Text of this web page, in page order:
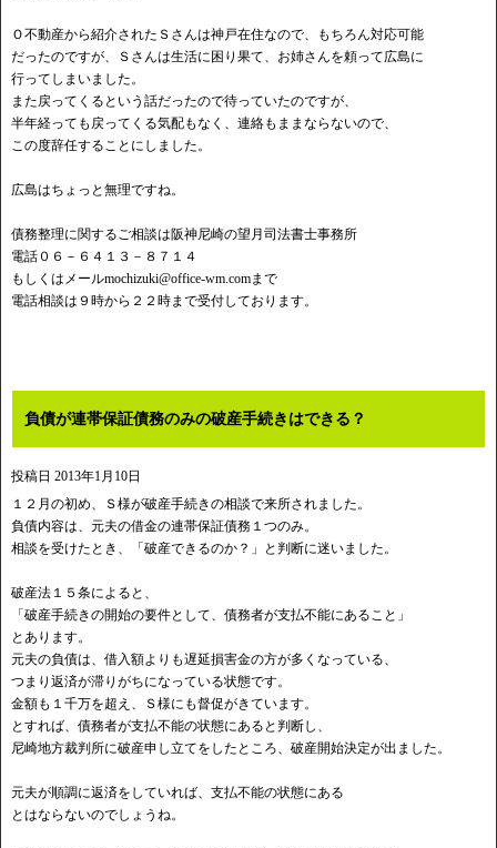
Ｏ不動産から紹介されたＳさんは神戸在住なので、もちろん対応可能
だったのですが、Ｓさんは生活に困り果て、お姉さんを頼って広島に
行ってしまいました。
また戻ってくるという話だったので待っていたのですが、
半年経っても戻ってくる気配もなく、連絡もままならないので、
この度辞任することにしました。
広島はちょっと無理ですね。
債務整理に関するご相談は阪神尼崎の望月司法書士事務所
電話０６－６４１３－８７１４
もしくはメールmochizuki@office-wm.comまで
電話相談は９時から２２時まで受付しております。
負債が連帯保証債務のみの破産手続きはできる？
投稿日 2013年1月10日
１２月の初め、Ｓ様が破産手続きの相談で来所されました。
負債内容は、元夫の借金の連帯保証債務１つのみ。
相談を受けたとき、「破産できるのか？」と判断に迷いました。
破産法１５条によると、
「破産手続きの開始の要件として、債務者が支払不能にあること」
とあります。
元夫の負債は、借入額よりも遅延損害金の方が多くなっている、
つまり返済が滞りがちになっている状態です。
金額も１千万を超え、Ｓ様にも督促がきています。
とすれば、債務者が支払不能の状態にあると判断し、
尼崎地方裁判所に破産申し立てをしたところ、破産開始決定が出ました。
元夫が順調に返済をしていれば、支払不能の状態にある
とはならないのでしょうね。